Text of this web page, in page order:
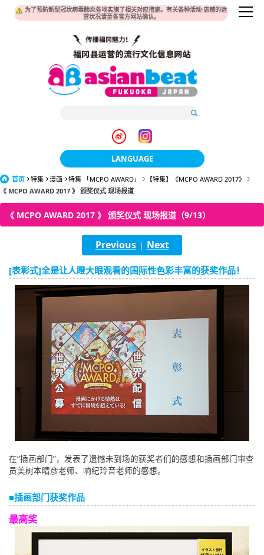
为了预防新型冠状病毒肺炎各地实施了相关对应措施。有关各种活动·店铺的运
营状况请至各官方网站确认。
LANGUAGE
日本語
한국어
簡体中文
繁體中文
English
tiéng Viêt
Bahasa Indonesia
首页 特集 漫画 特集 「MCPO AWARD」
【特集】《MCPO AWARD 2017》
《 MCPO AWARD 2017 》 颁奖仪式 现场报道
《 MCPO AWARD 2017 》 颁奖仪式 现场报道（9/13）
Previous| Next
[表彰式]全是让人瞪大眼观看的国际性色彩丰富的获奖作品！
在“插画部门”，发表了遗憾未到场的获奖者们的感想和插画部门审查
员美树本晴彦老师、响纪玲音老师的感想。
■插画部门获奖作品
最高奖